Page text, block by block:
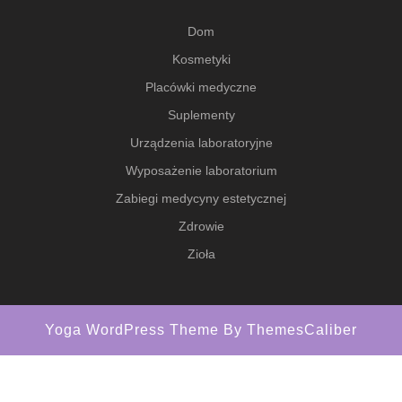
Dom
Kosmetyki
Placówki medyczne
Suplementy
Urządzenia laboratoryjne
Wyposażenie laboratorium
Zabiegi medycyny estetycznej
Zdrowie
Zioła
Yoga WordPress Theme By ThemesCaliber